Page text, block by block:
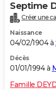
Septime
Créer une
Naissance
04/02/1904 à
Décès
01/01/1994 à
Famille